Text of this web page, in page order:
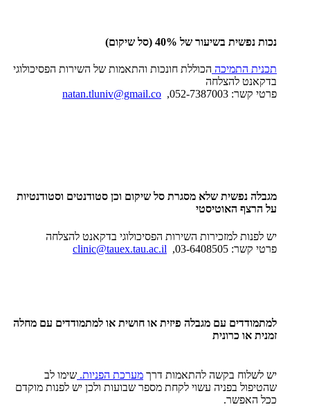
נכות נפשית בשיעור של 40% (סל שיקום)
תכנית התמיכה הכוללת חונכות והתאמות של השירות הפסיכולוגי
בדקאנט להצלחה
פרטי קשר: 052-7387003,
natan.tluniv@gmail.co
מגבלה נפשית שלא מסגרת סל שיקום וכן סטודנטים וסטודנטיות
על הרצף האוטיסטי
יש לפנות למזכירות השירות הפסיכולוגי בדקאנט להצלחה
פרטי קשר: 03-6408505,
clinic@tauex.tau.ac.il
למתמודדים עם מגבלה פיזית או חושית או למתמודדים עם מחלה
זמנית או כרונית
יש לשלוח בקשה להתאמות דרך מערכת הפניות. שימו לב
שהטיפול בפניה עשוי לקחת מספר שבועות ולכן יש לפנות מוקדם
ככל האפשר.